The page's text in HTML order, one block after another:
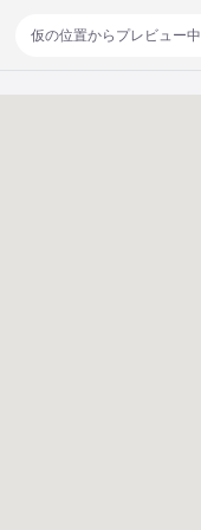
仮の位置からプレビュー中